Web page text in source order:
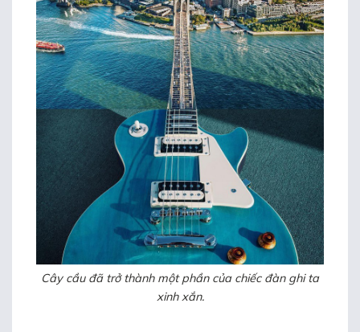
Cây cầu đã trở thành một phần của chiếc đàn ghi ta
xinh xắn.